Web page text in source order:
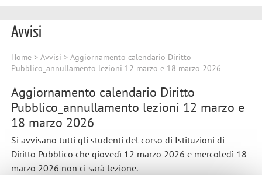
Avvisi
Home> Avvisi > Aggiornamento calendario Diritto
Pubblico_annullamento lezioni 12 marzo e 18 marzo 2026
Aggiornamento calendario Diritto
Pubblico_annullamento lezioni 12 marzo e
18 marzo 2026
Si avvisano tutti gli studenti del corso di Istituzioni di
Diritto Pubblico che giovedì 12 marzo 2026 e mercoledì 18
marzo 2026 non ci sarà lezione.